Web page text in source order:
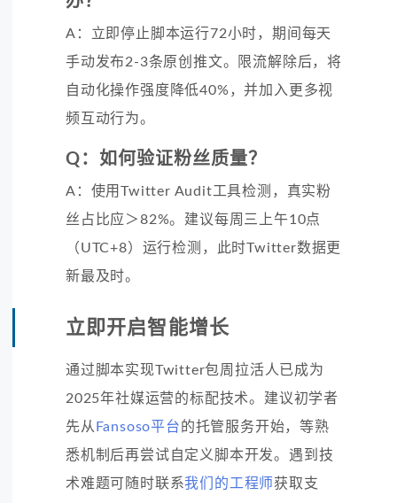
A：立即停止脚本运行72小时，期间每天
手动发布2-3条原创推文。限流解除后，将
自动化操作强度降低40%，并加入更多视
频互动行为。
Q：如何验证粉丝质量？
A：使用Twitter Audit工具检测，真实粉
丝占比应＞82%。建议每周三上午10点
（UTC+8）运行检测，此时Twitter数据更
新最及时。
立即开启智能增长
通过脚本实现Twitter包周拉活人已成为
2025年社媒运营的标配技术。建议初学者
先从 Fansoso平台 的托管服务开始，等熟
悉机制后再尝试自定义脚本开发。遇到技
术难题可随时联系我们的工程师获取支